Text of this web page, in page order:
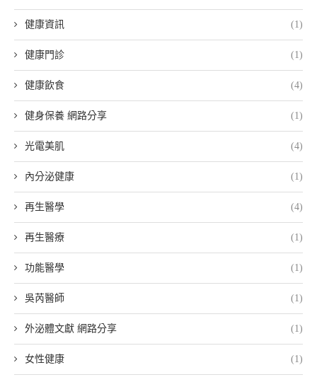
健康資訊 (1)
健康門診 (1)
健康飲食 (4)
健身保養 網路分享 (1)
光電美肌 (4)
內分泌健康 (1)
再生醫學 (4)
再生醫療 (1)
功能醫學 (1)
吳芮醫師 (1)
外泌體文獻 網路分享 (1)
女性健康 (1)